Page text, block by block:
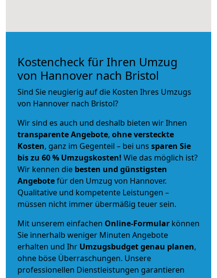
Kostencheck für Ihren Umzug
von Hannover nach Bristol
Sind Sie neugierig auf die Kosten Ihres Umzugs
von Hannover nach Bristol?
Wir sind es auch und deshalb bieten wir Ihnen
transparente Angebote, ohne versteckte
Kosten, ganz im Gegenteil – bei uns sparen Sie
bis zu 60 % Umzugskosten! Wie das möglich ist?
Wir kennen die besten und günstigsten
Angebotefür den Umzug von Hannover.
Qualitative und kompetente Leistungen –
müssen nicht immer übermäßig teuer sein.
Mit unserem einfachen Online-Formular können
Sie innerhalb weniger Minuten Angebote
erhalten und Ihr Umzugsbudgetgenau planen,
ohne böse Überraschungen. Unsere
professionellen Dienstleistungen garantieren